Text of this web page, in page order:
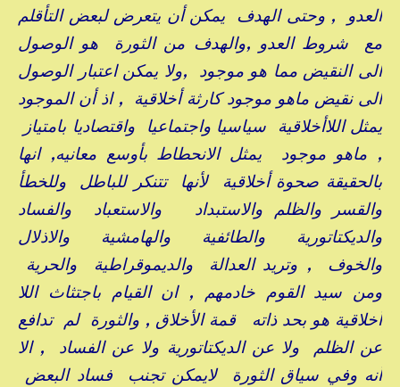
العدو , وحتى الهدف يمكن أن يتعرض لبعض التأقلم
مع شروط العدو ,والهدف من الثورة هو الوصول
الى النقيض مما هو موجود ,ولا يمكن اعتبار الوصول
الى نقيض ماهو موجود كارثة أخلاقية , اذ أن الموجود
يمثل اللاأخلاقية سياسيا واجتماعيا واقتصاديا بامتياز
, ماهو موجود يمثل الانحطاط بأوسع معانيه, انها
بالحقيقة صحوة أخلاقية لأنها تتنكر للباطل وللخطأ
والقسر والظلم والاستبداد والاستعباد والفساد
والديكتاتورية والطائفية والهامشية والاذلال
والخوف , وتريد العدالة والديموقراطية والحرية
ومن سيد القوم خادمهم , ان القيام باجتثاث اللا
أخلاقية هو بحد ذاته قمة الأخلاق , والثورة لم تدافع
عن الظلم ولا عن الديكتاتورية ولا عن الفساد , الا
أنه وفي سياق الثورة لايمكن تجنب فساد البعض